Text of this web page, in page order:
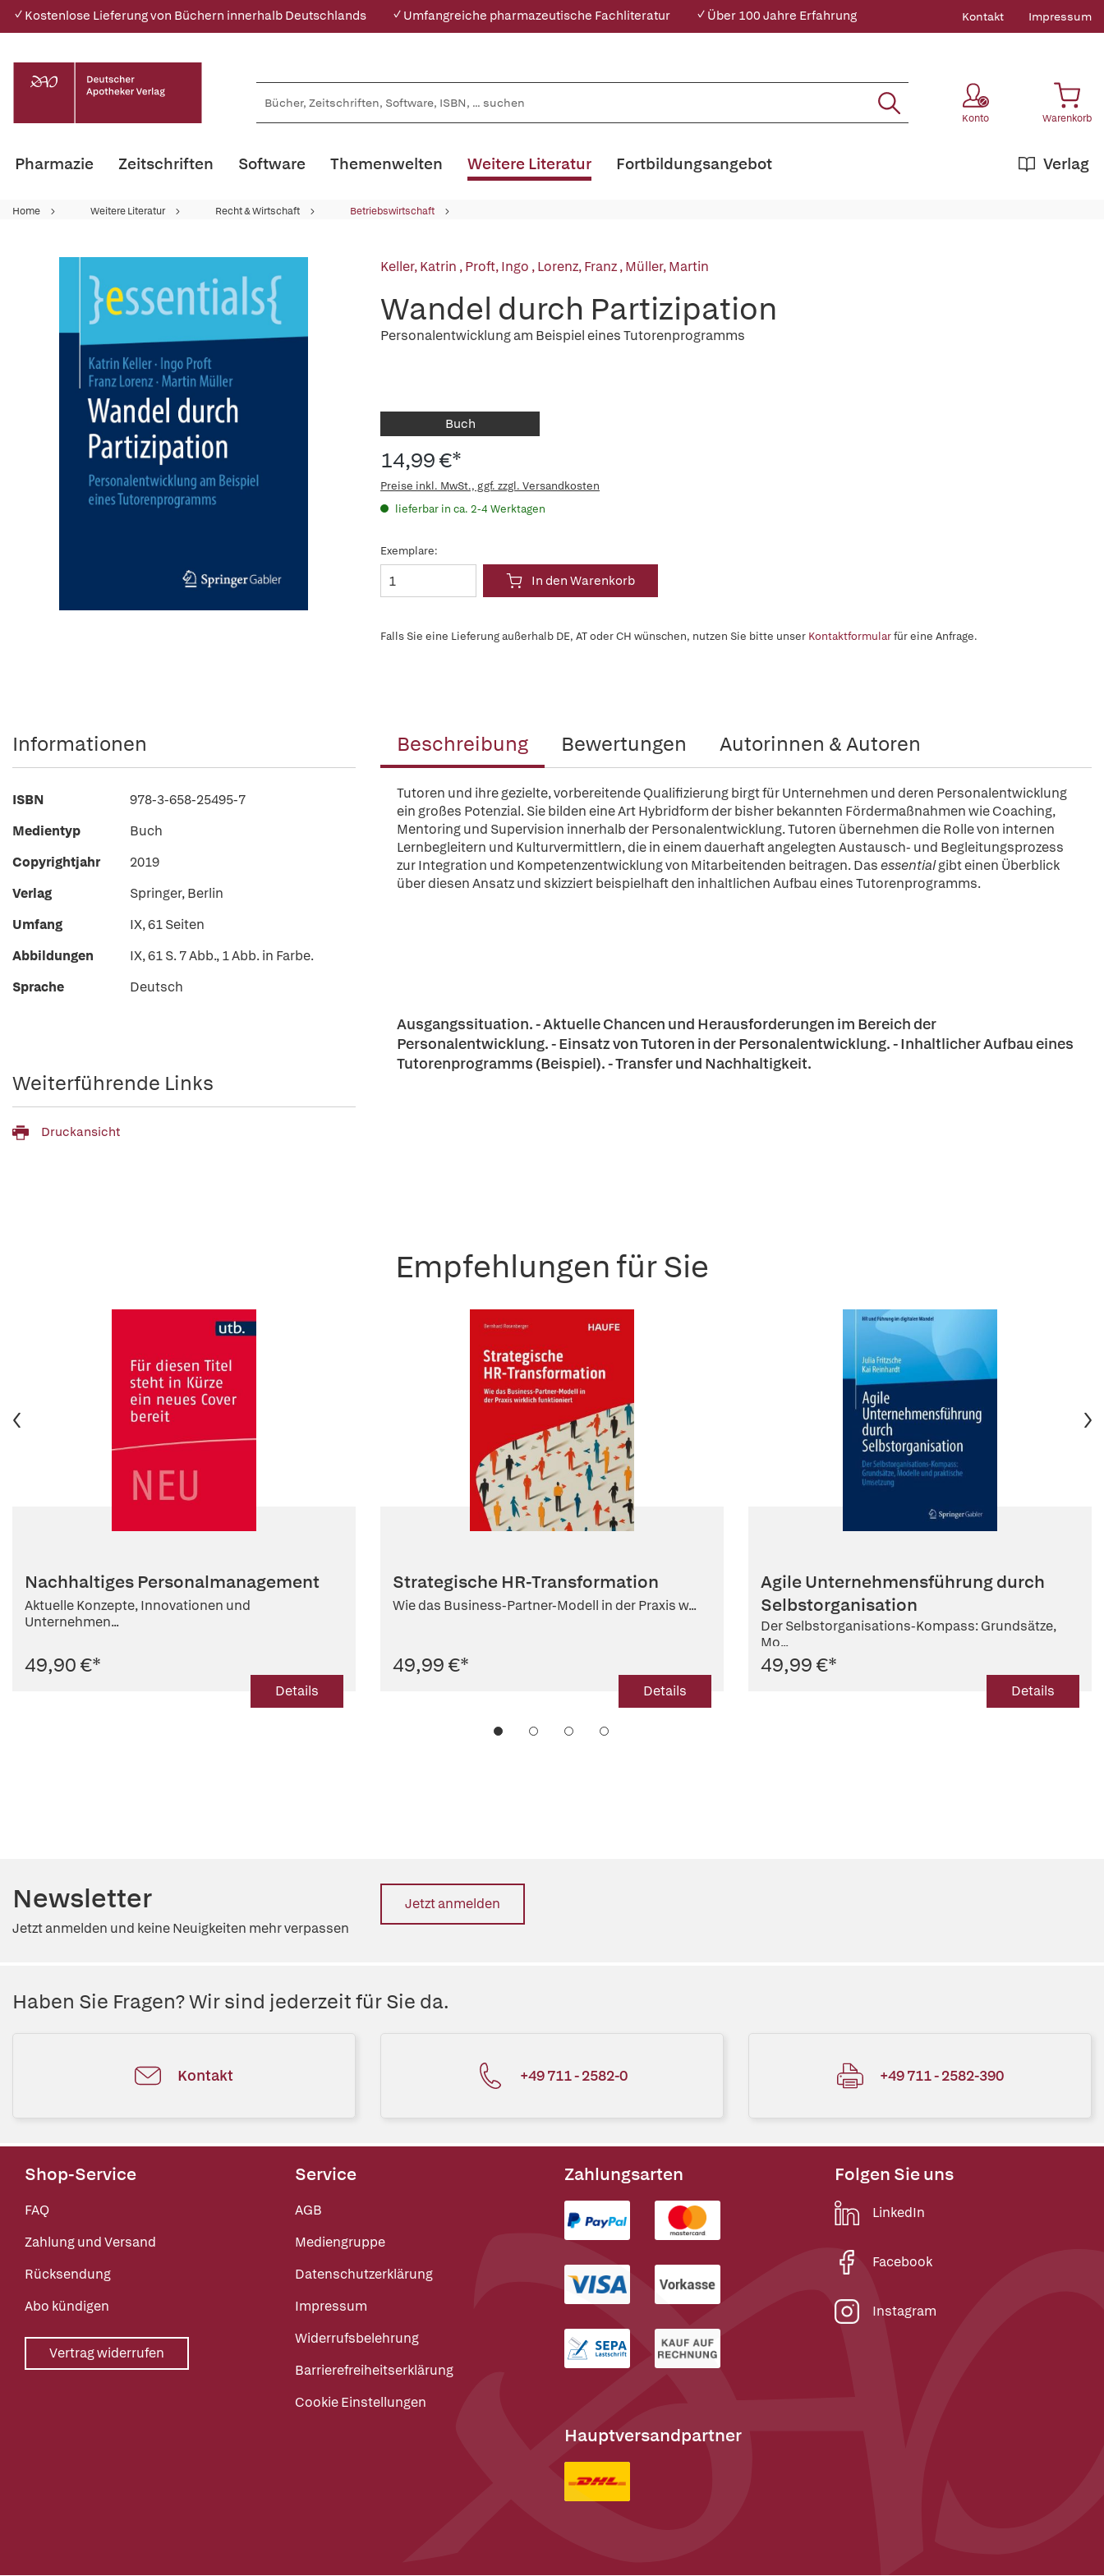
✓ Kostenlose Lieferung von Büchern innerhalb Deutschlands ✓ Umfangreiche pharmazeutische Fachliteratur ✓ Über 100 Jahre Erfahrung Kontakt Impressum
Konto Warenkorb
Pharmazie Zeitschriften Software Themenwelten Weitere Literatur Verlag
Fortbildungsangebot
Home Weitere Literatur Recht & Wirtschaft Betriebswirtschaft
Keller, Katrin ,Proft, Ingo ,Lorenz, Franz,Müller, Martin
Wandel durch Partizipation
Personalentwicklung am Beispiel eines Tutorenprogramms
Buch
14,99 €*
Preise inkl. MwSt., ggf. zzgl. Versandkosten
lieferbar in ca. 2-4 Werktagen
Exemplare:
In den Warenkorb
Falls Sie eine Lieferung außerhalb DE, AT oder CH wünschen, nutzen Sie bitte unser Kontaktformularfür eine Anfrage.
Beschreibung Bewertungen Autorinnen & Autoren
Tutoren und ihre gezielte, vorbereitende Qualifizierung birgt für Unternehmen und deren Personalentwicklung
ein großes Potenzial. Sie bilden eine Art Hybridform der bisher bekannten Fördermaßnahmen wie Coaching,
Mentoring und Supervision innerhalb der Personalentwicklung. Tutoren übernehmen die Rolle von internen
Lernbegleitern und Kulturvermittlern, die in einem dauerhaft angelegten Austausch- und Begleitungsprozess
zur Integration und Kompetenzentwicklung von Mitarbeitenden beitragen. Dasessentialgibt einen Überblick
über diesen Ansatz und skizziert beispielhaft den inhaltlichen Aufbau eines Tutorenprogramms.
Ausgangssituation. - Aktuelle Chancen und Herausforderungen im Bereich der
Personalentwicklung. - Einsatz von Tutoren in der Personalentwicklung. - Inhaltlicher Aufbau eines
Tutorenprogramms (Beispiel). - Transfer und Nachhaltigkeit.
Informationen
ISBN
978-3-658-25495-7
Medientyp
Buch
Copyrightjahr
2019
Verlag
Springer, Berlin
Umfang
IX, 61 Seiten
Abbildungen
IX, 61 S. 7 Abb., 1 Abb. in Farbe.
Sprache
Deutsch
Weiterführende Links
Druckansicht
Empfehlungen für Sie
Nachhaltiges Personalmanagement
Aktuelle Konzepte, Innovationen und
Unternehmen...
49,90 €*
Details
Strategische HR-Transformation
Wie das Business-Partner-Modell in der Praxis w...
49,99 €*
Details
Agile Unternehmensführung durch
Selbstorganisation
Der Selbstorganisations-Kompass: Grundsätze,
Mo...
49,99 €*
Details
Newsletter
Jetzt anmelden und keine Neuigkeiten mehr verpassen
Jetzt anmelden
Haben Sie Fragen? Wir sind jederzeit für Sie da.
Kontakt +49 711 - 2582-0 +49 711 - 2582-390
Shop-Service
FAQ
Zahlung und Versand
Rücksendung
Abo kündigen
Vertrag widerrufen
Service
AGB
Mediengruppe
Datenschutzerklärung
Impressum
Widerrufsbelehrung
Barrierefreiheitserklärung
Cookie Einstellungen
Zahlungsarten
Hauptversandpartner
Folgen Sie uns
LinkedIn
Facebook
Instagram